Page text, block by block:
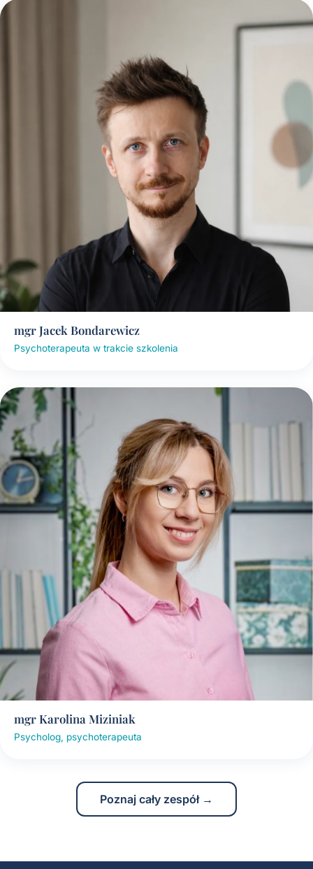
mgr Jacek Bondarewicz
Psychoterapeuta w trakcie szkolenia
mgr Karolina Miziniak
Psycholog, psychoterapeuta
Poznaj cały zespół →